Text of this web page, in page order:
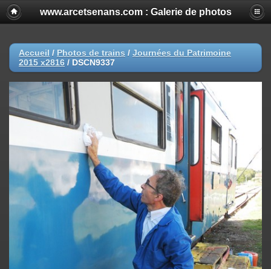
www.arcetsenans.com : Galerie de photos
Accueil / Photos de trains / Journées du Patrimoine
2015 x2816 / DSCN9337